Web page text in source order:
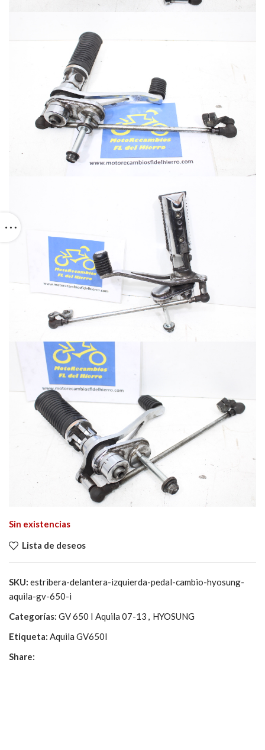
Sin existencias
Lista de deseos
SKU: estribera-delantera-izquierda-pedal-cambio-hyosung-
aquila-gv-650-i
Categorías: GV 650 I Aquila 07-13 , HYOSUNG
Etiqueta: Aquila GV650I
Share: